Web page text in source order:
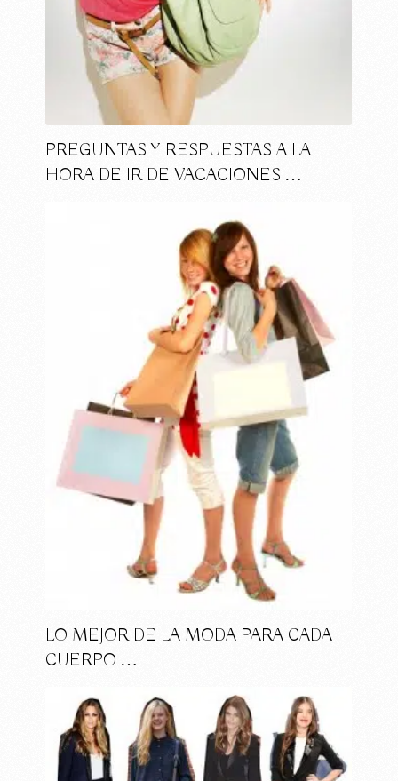
PREGUNTAS Y RESPUESTAS A LA
HORA DE IR DE VACACIONES …
LO MEJOR DE LA MODA PARA CADA
CUERPO …